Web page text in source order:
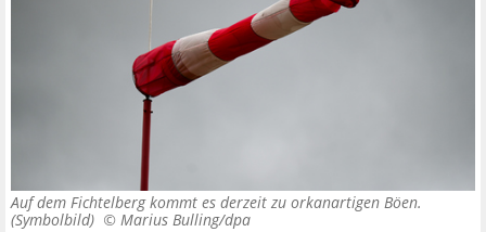
Auf dem Fichtelberg kommt es derzeit zu orkanartigen Böen.
(Symbolbild) © Marius Bulling/dpa